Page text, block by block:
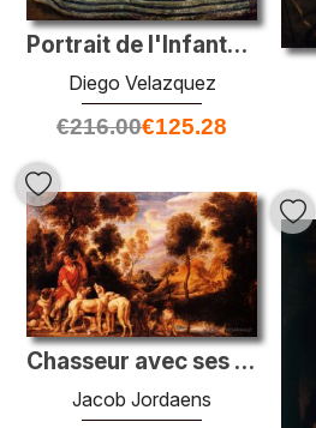
Portrait de l'Infanta Margarita
Diego Velazquez
€216.00€125.28
Chasseur avec ses chiens
Jacob Jordaens